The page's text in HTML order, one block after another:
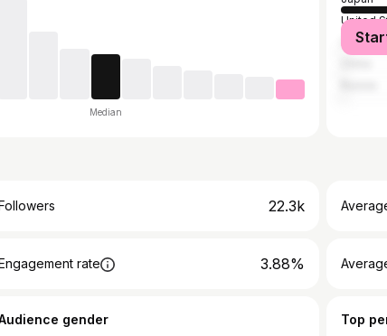
Median
United
22.3k
rate 3.88%
gender Top